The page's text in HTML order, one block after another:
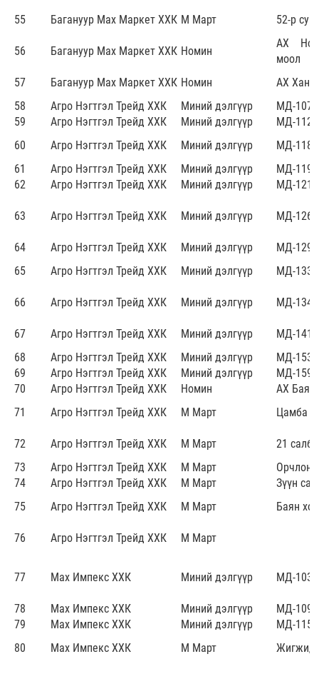
55 Багануур Мах Маркет ХХК М Март 52-р
56 Багануур Мах Маркет ХХК Номин
АХ
моол
57
Багануур Мах Маркет ХХК Номин
АХ Хан-
58
Агро Нэгтгэл Трейд ХХК Миний дэлгүүр
МД-107
59
Агро Нэгтгэл Трейд ХХК Миний дэлгүүр
МД-112
60
Агро Нэгтгэл Трейд ХХК Миний дэлгүүр
МД-118
61
Агро Нэгтгэл Трейд ХХК Миний дэлгүүр
МД-119
62
Агро Нэгтгэл Трейд ХХК Миний дэлгүүр МД-121
63 Агро Нэгтгэл Трейд ХХК Миний дэлгүүр МД-126
64 Агро Нэгтгэл Трейд ХХК Миний дэлгүүр
МД-129
65
Агро Нэгтгэл Трейд ХХК Миний дэлгүүр МД-133
66 Агро Нэгтгэл Трейд ХХК Миний дэлгүүр МД-134
67 Агро Нэгтгэл Трейд ХХК Миний дэлгүүр
МД-141
68
Агро Нэгтгэл Трейд ХХК Миний дэлгүүр
МД-153
69
Агро Нэгтгэл Трейд ХХК Миний дэлгүүр
МД-159
70
Агро Нэгтгэл Трейд ХХК Номин
АХ
71
Агро Нэгтгэл Трейд ХХК М Март Цамба
72 Агро Нэгтгэл Трейд ХХК М Март
21
73
Агро Нэгтгэл Трейд ХХК М Март
Орчлон
74
Агро Нэгтгэл Трейд ХХК М Март
Зүүн
75
Агро Нэгтгэл Трейд ХХК М Март Баян
76 Агро Нэгтгэл Трейд ХХК М Март
77 Мах Импекс ХХК Миний дэлгүүр МД-103
78 Мах Импекс ХХК Миний дэлгүүр
МД-109
79
Мах Импекс ХХК Миний дэлгүүр
МД-115
80
Мах Импекс ХХК М Март Жигжид